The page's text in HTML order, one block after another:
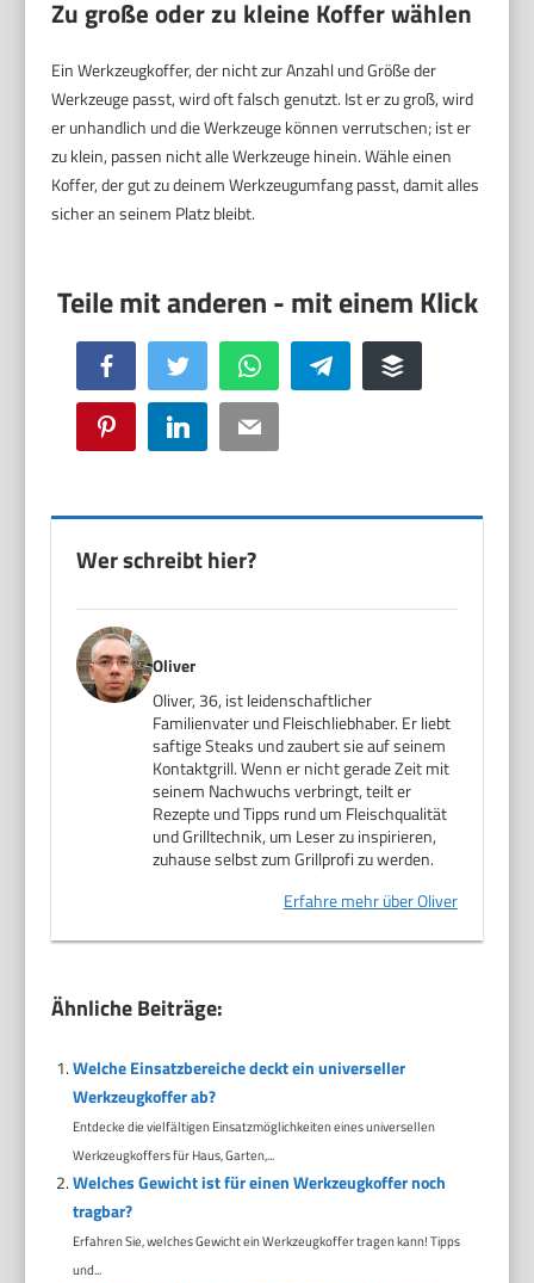
Zu große oder zu kleine Koffer wählen
Ein Werkzeugkoffer, der nicht zur Anzahl und Größe der
Werkzeuge passt, wird oft falsch genutzt. Ist er zu groß, wird
er unhandlich und die Werkzeuge können verrutschen; ist er
zu klein, passen nicht alle Werkzeuge hinein. Wähle einen
Koffer, der gut zu deinem Werkzeugumfang passt, damit alles
sicher an seinem Platz bleibt.
Facebook Twitter WhatsApp Telegram Buffer
Pinterest LinkedIn Email
Wer schreibt hier?
Oliver
Oliver, 36, ist leidenschaftlicher
Familienvater und Fleischliebhaber. Er liebt
saftige Steaks und zaubert sie auf seinem
Kontaktgrill. Wenn er nicht gerade Zeit mit
seinem Nachwuchs verbringt, teilt er
Rezepte und Tipps rund um Fleischqualität
und Grilltechnik, um Leser zu inspirieren,
zuhause selbst zum Grillprofi zu werden.
Erfahre mehr über Oliver
Ähnliche Beiträge:
Welche Einsatzbereiche deckt ein universeller
Werkzeugkoffer ab?
Entdecke die vielfältigen Einsatzmöglichkeiten eines universellen
Werkzeugkoffers für Haus, Garten,...
Welches Gewicht ist für einen Werkzeugkoffer noch
tragbar?
Erfahren Sie, welches Gewicht ein Werkzeugkoffer tragen kann! Tipps
und...